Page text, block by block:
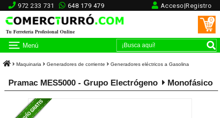
972 233 731 648 179 479 Acceso|Registro
Tu Ferretería Profesional Online
0
Menú
Maquinaria Generadores de corriente Generadores eléctricos a Gasolina
Pramac MES5000 - Grupo Electrógeno Monofásico